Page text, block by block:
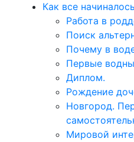
Как все начиналось
Работа в
Поиск
Почему в
Первые
Диплом.
Рождение
Новгород.
Мировой